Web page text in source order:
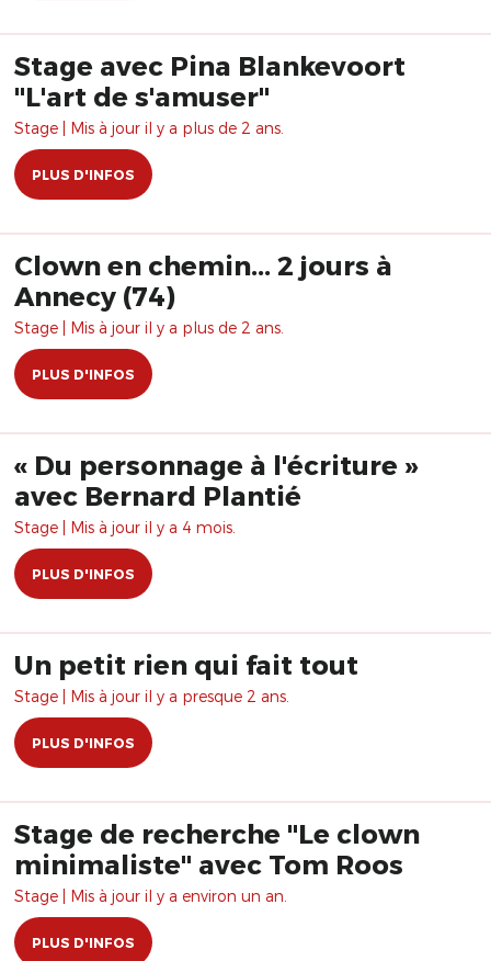
Stage avec Pina Blankevoort
"L'art de s'amuser"
Stage | Mis à jour il y a plus de 2 ans.
PLUS D'INFOS
Clown en chemin... 2 jours à
Annecy (74)
Stage | Mis à jour il y a plus de 2 ans.
PLUS D'INFOS
« Du personnage à l'écriture »
avec Bernard Plantié
Stage | Mis à jour il y a 4 mois.
PLUS D'INFOS
Un petit rien qui fait tout
Stage | Mis à jour il y a presque 2 ans.
PLUS D'INFOS
Stage de recherche "Le clown
minimaliste" avec Tom Roos
Stage | Mis à jour il y a environ un an.
PLUS D'INFOS